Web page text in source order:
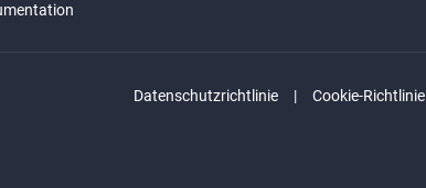
Datenschutzrichtlinie Cookie-Richtlinie